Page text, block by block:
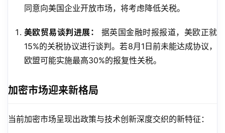
同意向美国企业开放市场，将考虑降低关税。
美欧贸易谈判进展：
据英国金融时报报道，美欧正就
15%的关税协议进行谈判。若8月1日前未能达成协议，
欧盟可能实施最高30%的报复性关税。
加密市场迎来新格局
当前加密市场呈现出政策与技术创新深度交织的新特征：